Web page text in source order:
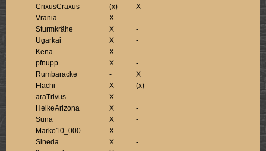
CrixusCraxus
(x)
X
Vrania
X
-
Sturmkrähe
X
-
Ugarkai
X
-
Kena
X
-
pfnupp
X
-
Rumbaracke
-
X
Flachi
X
(x)
araTrivus
X
-
HeikeArizona
X
-
Suna
X
-
Marko10_000
X
-
Sineda
X
-